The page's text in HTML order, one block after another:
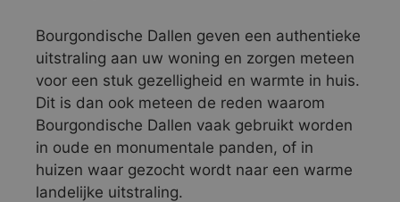
Bourgondische Dallen geven een authentieke
uitstraling aan uw woning en zorgen meteen
voor een stuk gezelligheid en warmte in huis.
Dit is dan ook meteen de reden waarom
Bourgondische Dallen vaak gebruikt worden
in oude en monumentale panden, of in
huizen waar gezocht wordt naar een warme
landelijke uitstraling.